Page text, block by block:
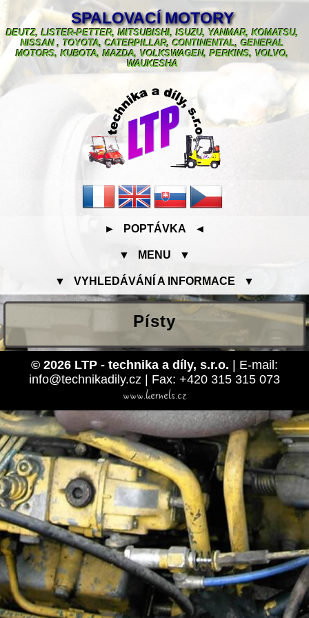
SPALOVACÍ MOTORY
DEUTZ, LISTER-PETTER, MITSUBISHI, ISUZU, YANMAR, KOMATSU,
NISSAN , TOYOTA, CATERPILLAR, CONTINENTAL, GENERAL
MOTORS, KUBOTA, MAZDA, VOLKSWAGEN, PERKINS, VOLVO,
WAUKESHA
► POPTÁVKA ◄
▼ MENU ▼
▼ VYHLEDÁVÁNÍ A INFORMACE ▼
Písty
© 2026 LTP - technika a díly, s.r.o. | E-mail:
info@technikadily.cz | Fax: +420 315 315 073
www.kernels.cz